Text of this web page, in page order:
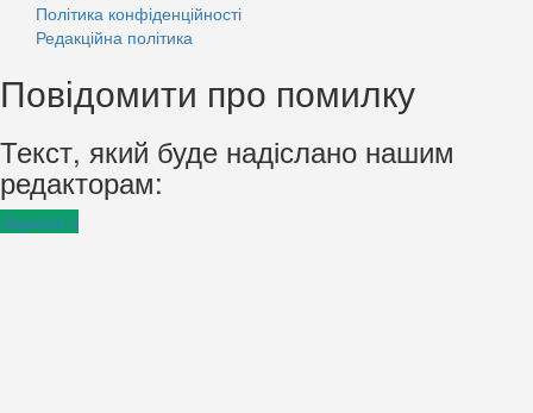
Політика конфіденційності
Редакційна політика
Повідомити про помилку
Текст, який буде надіслано нашим
редакторам:
Надіслати